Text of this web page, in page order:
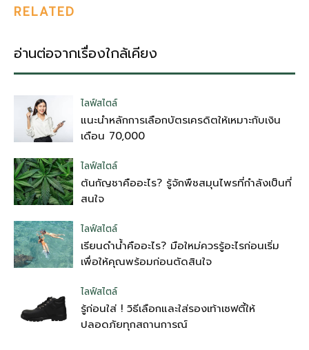
RELATED
อ่านต่อจากเรื่องใกล้เคียง
ไลฟ์สไตล์
แนะนำหลักการเลือกบัตรเครดิตให้เหมาะกับเงิน
เดือน 70,000
ไลฟ์สไตล์
ต้นกัญชาคืออะไร? รู้จักพืชสมุนไพรที่กำลังเป็นที่
สนใจ
ไลฟ์สไตล์
เรียนดำน้ำคืออะไร? มือใหม่ควรรู้อะไรก่อนเริ่ม
เพื่อให้คุณพร้อมก่อนตัดสินใจ
ไลฟ์สไตล์
รู้ก่อนใส่ ! วิธีเลือกและใส่รองเท้าเซฟตี้ให้
ปลอดภัยทุกสถานการณ์